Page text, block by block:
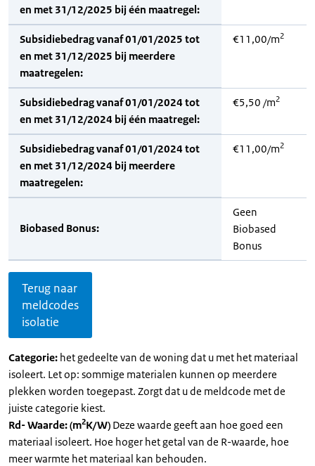
en met 31/12/2025 bij één maatregel:
Subsidiebedrag vanaf 01/01/2025 tot
en met 31/12/2025 bij meerdere
maatregelen:
€11,00/m2
Subsidiebedrag vanaf 01/01/2024 tot
en met 31/12/2024 bij één maatregel:
€5,50 /m2
Subsidiebedrag vanaf 01/01/2024 tot
en met 31/12/2024 bij meerdere
maatregelen:
€11,00/m2
Biobased Bonus:
Geen
Biobased
Bonus
Terug naar
meldcodes
isolatie
Categorie: het gedeelte van de woning dat u met het materiaal
isoleert. Let op: sommige materialen kunnen op meerdere
plekken worden toegepast. Zorgt dat u de meldcode met de
juiste categorie kiest.
Rd- Waarde: (m2K/W) Deze waarde geeft aan hoe goed een
materiaal isoleert. Hoe hoger het getal van de R-waarde, hoe
meer warmte het materiaal kan behouden.